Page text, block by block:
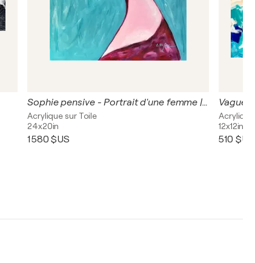
Sophie pensive - Portrait d'une femme | Woman portrait |
Acrylique sur Toile
24x20in
1 580 $US
Vague
12x12in
510 $US